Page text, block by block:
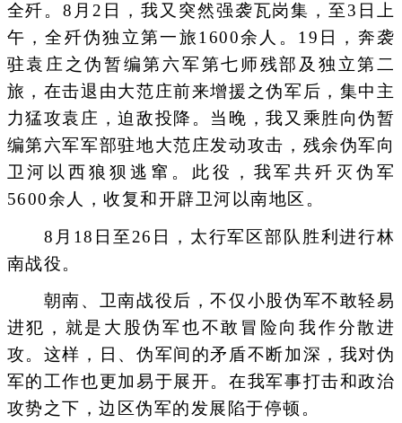
全歼。8月2日，我又突然强袭瓦岗集，至3日上
午，全歼伪独立第一旅1600余人。19日，奔袭
驻袁庄之伪暂编第六军第七师残部及独立第二
旅，在击退由大范庄前来增援之伪军后，集中主
力猛攻袁庄，迫敌投降。当晚，我又乘胜向伪暂
编第六军军部驻地大范庄发动攻击，残余伪军向
卫河以西狼狈逃窜。此役，我军共歼灭伪军
5600余人，收复和开辟卫河以南地区。
8月18日至26日，太行军区部队胜利进行林
南战役。
朝南、卫南战役后，不仅小股伪军不敢轻易
进犯，就是大股伪军也不敢冒险向我作分散进
攻。这样，日、伪军间的矛盾不断加深，我对伪
军的工作也更加易于展开。在我军事打击和政治
攻势之下，边区伪军的发展陷于停顿。